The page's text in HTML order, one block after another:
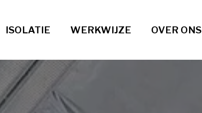
ISOLATIE WERKWIJZE OVER ONS